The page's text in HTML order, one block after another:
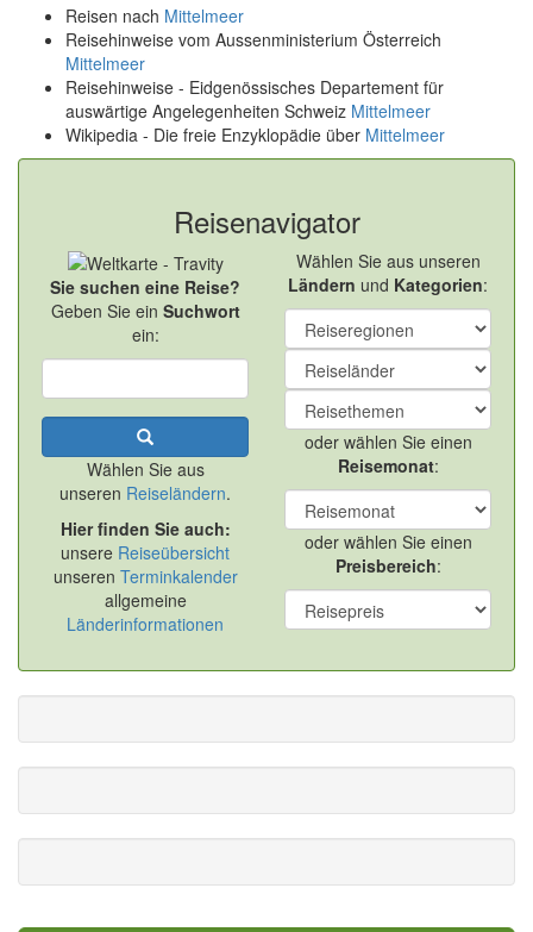
Reisen nach Mittelmeer
Reisehinweise vom Aussenministerium Österreich
Mittelmeer
Reisehinweise - Eidgenössisches Departement für
auswärtige Angelegenheiten Schweiz Mittelmeer
Wikipedia - Die freie Enzyklopädie über Mittelmeer
Reisenavigator
Sie suchen eine Reise?
Geben Sie ein Suchwort
ein:
Wählen Sie aus
unseren Reiseländern.
Hier finden Sie auch:
unsere Reiseübersicht
unseren Terminkalender
allgemeine
Länderinformationen
Wählen Sie aus unseren
Ländern und Kategorien:
oder wählen Sie einen
Reisemonat:
oder wählen Sie einen
Preisbereich: